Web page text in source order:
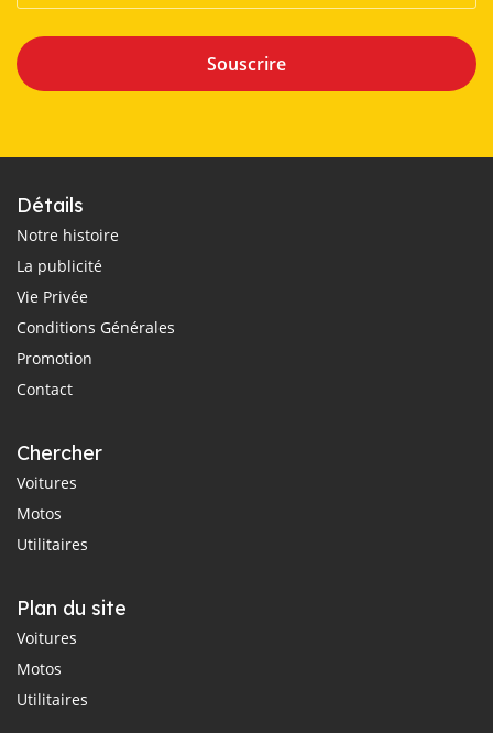
Souscrire
Détails
Notre histoire
La publicité
Vie Privée
Conditions Générales
Promotion
Contact
Chercher
Voitures
Motos
Utilitaires
Plan du site
Voitures
Motos
Utilitaires